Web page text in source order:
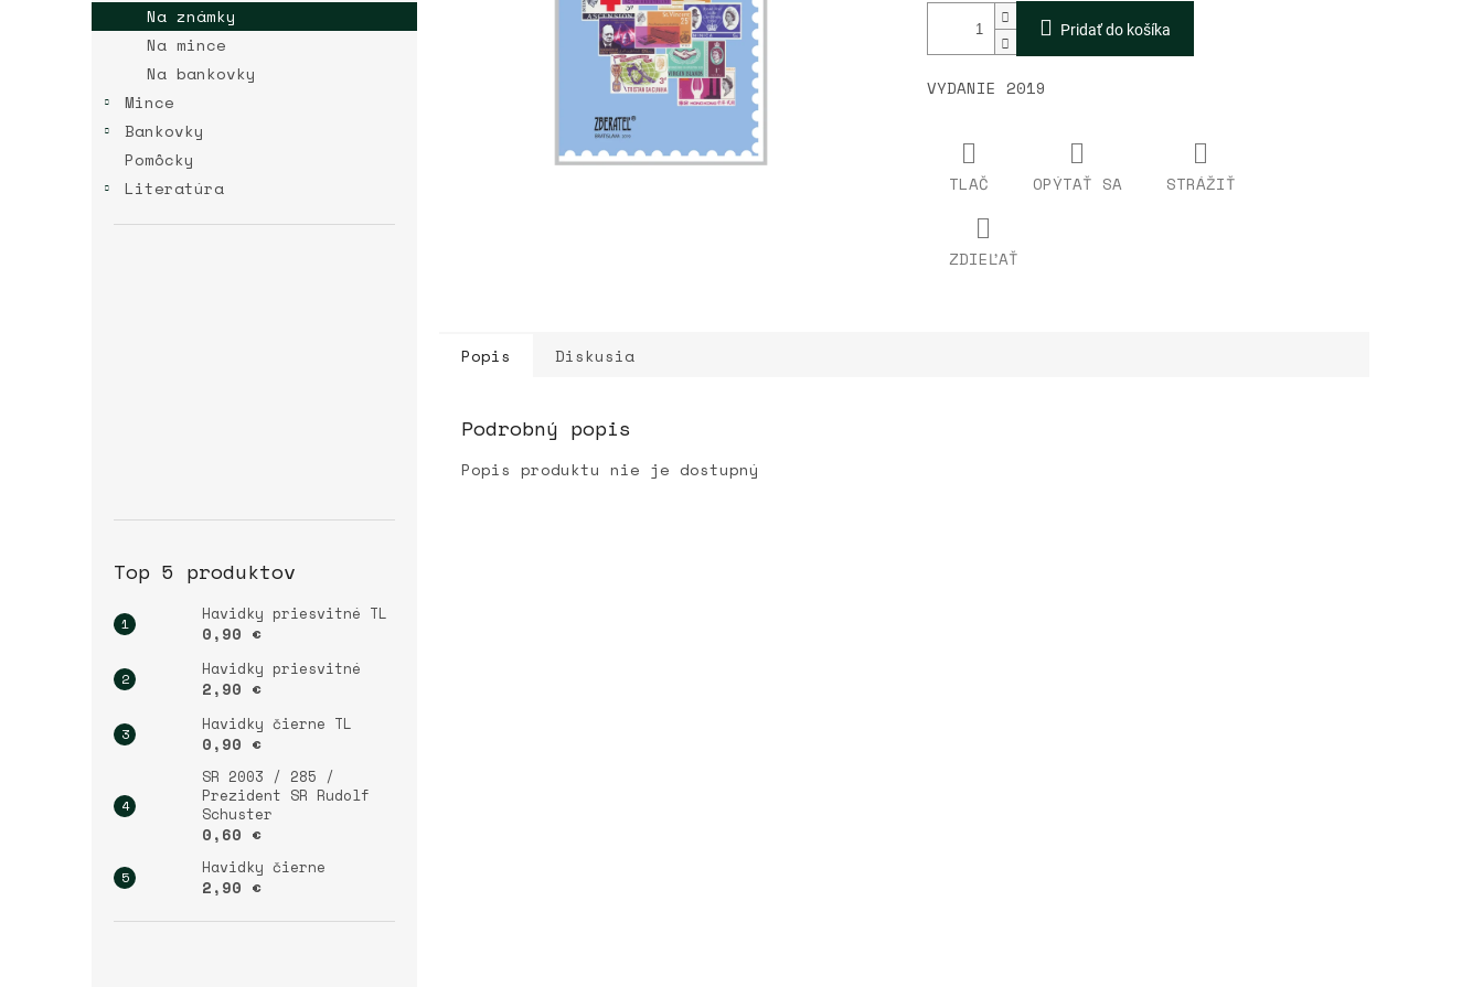
Na známky
Na mince
Na bankovky
Mince
Bankovky
Pomôcky
Literatúra
Top 5 produktov
Havidky priesvitné TL
0,90 €
Havidky priesvitné
2,90 €
Havidky čierne TL
0,90 €
SR 2003 / 285 /
Prezident SR Rudolf
Schuster
0,60 €
Havidky čierne
2,90 €
Pridať do košíka
VYDANIE 2019
TLAČ OPÝTAŤ SA STRÁŽIŤ
ZDIEĽAŤ
Popis Diskusia
Podrobný popis
Popis produktu nie je dostupný